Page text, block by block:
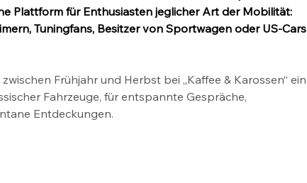
Plattform für Enthusiasten jeglicher Art der Mobilität:
Tuningfans, Besitzer von Sportwagen oder US-Cars
Frühjahr und Herbst bei „Kaffee & Karossen“ ein
Fahrzeuge, für entspannte Gespräche,
Entdeckungen.